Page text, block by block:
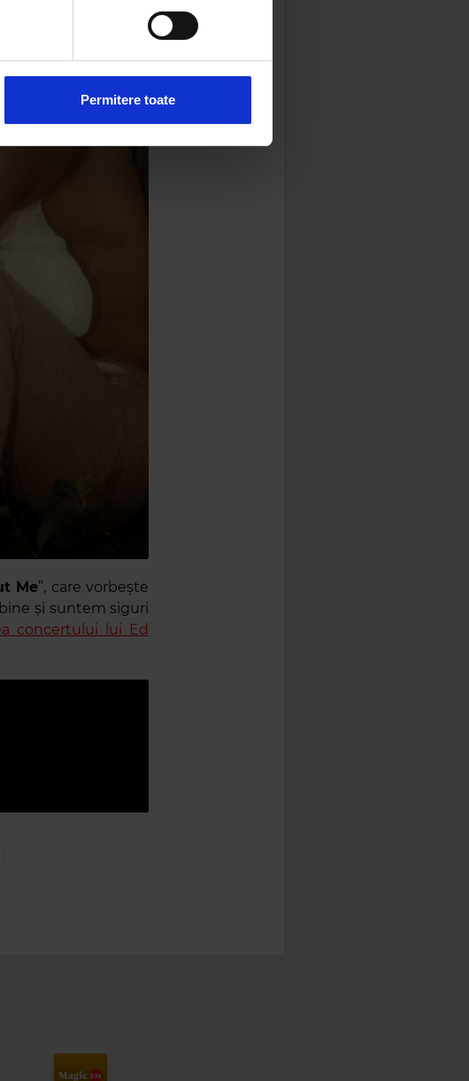
informații cu privire la modul în
culese în urma folosirii serviciilor
Permitere toate
Me”, care vorbește
și suntem siguri
concertului lui Ed